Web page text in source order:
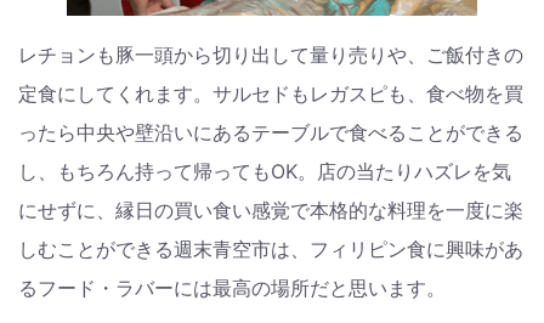
レチョンも豚一頭から切り出して量り売りや、ご飯付きの
定食にしてくれます。サルセドもレガスピも、食べ物を買
ったら中央や壁沿いにあるテーブルで食べることができる
し、もちろん持って帰ってもOK。店の当たりハズレを気
にせずに、縁日の買い食い感覚で本格的な料理を一度に楽
しむことができる週末青空市は、フィリピン食に興味があ
るフード・ラバーには最高の場所だと思います。